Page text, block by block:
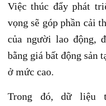
Việc thúc đẩy phát
vọng sẽ góp phần cải
của người lao động,
bằng giá bất động sản
ở mức cao.
Trong đó, dữ liệu